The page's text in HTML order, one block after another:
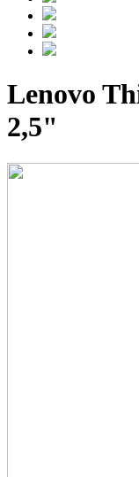
Lenovo
2,5"